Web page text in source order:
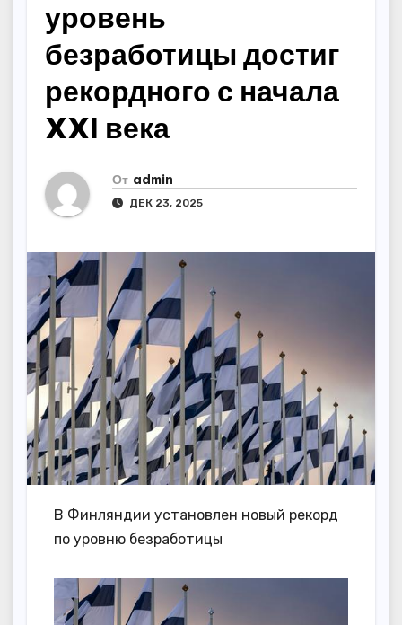
уровень
безработицы достиг
рекордного с начала
XXI века
От admin
ДЕК 23, 2025
В Финляндии установлен новый рекорд
по уровню безработицы